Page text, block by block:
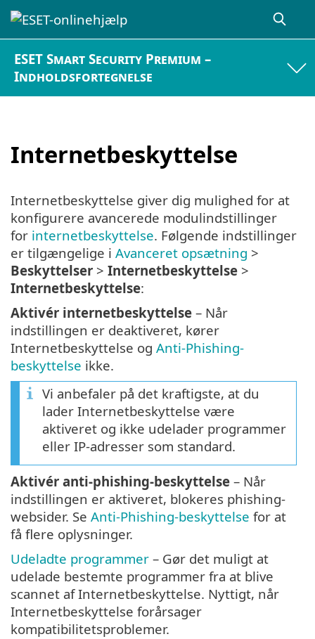
ESET Smart Security Premium –
Indholdsfortegnelse
Internetbeskyttelse
Internetbeskyttelse giver dig mulighed for at
konfigurere avancerede modulindstillinger
for internetbeskyttelse. Følgende indstillinger
er tilgængelige i Avanceret opsætning >
Beskyttelser > Internetbeskyttelse >
Internetbeskyttelse:
Aktivér internetbeskyttelse – Når
indstillingen er deaktiveret, kører
Internetbeskyttelse og Anti-Phishing-
beskyttelse ikke.
Vi anbefaler på det kraftigste, at du
lader Internetbeskyttelse være
aktiveret og ikke udelader programmer
eller IP-adresser som standard.
Aktivér anti-phishing-beskyttelse – Når
indstillingen er aktiveret, blokeres phishing-
websider. Se Anti-Phishing-beskyttelse for at
få flere oplysninger.
Udeladte programmer – Gør det muligt at
udelade bestemte programmer fra at blive
scannet af Internetbeskyttelse. Nyttigt, når
Internetbeskyttelse forårsager
kompatibilitetsproblemer.